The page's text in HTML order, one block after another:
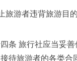
游者违背旅游目的
旅行社应当妥善
待旅游者的各类合